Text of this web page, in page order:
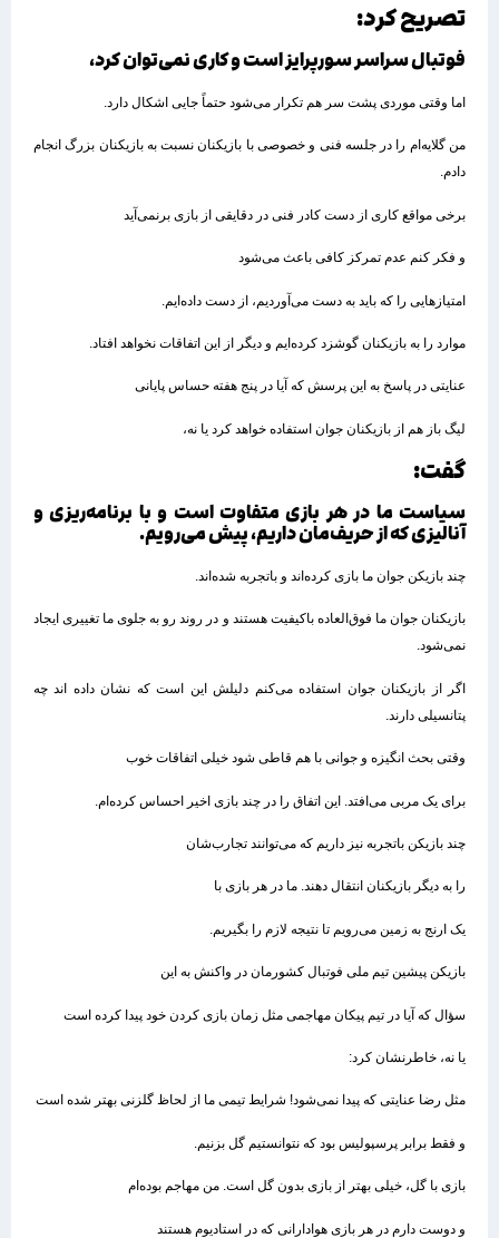
تصریح کرد:
فوتبال سراسر سورپرایز است و کاری نمی‌توان کرد،
اما وقتی موردی پشت سر هم تکرار می‌شود حتماً جایی اشکال دارد.
من گلایه‌ام را در جلسه فنی و خصوصی با بازیکنان نسبت به بازیکنان بزرگ انجام
دادم.
برخی مواقع کاری از دست کادر فنی در دقایقی از بازی برنمی‌آید
و فکر کنم عدم تمرکز کافی باعث می‌شود
امتیازهایی را که باید به دست می‌آوردیم، از دست داده‌ایم.
موارد را به بازیکنان گوشزد کرده‌ایم و دیگر از این اتفاقات نخواهد افتاد.
عنایتی در پاسخ به این پرسش که آیا در پنج هفته حساس پایانی
لیگ باز هم از بازیکنان جوان استفاده خواهد کرد یا نه،
گفت:
سیاست ما در هر بازی متفاوت است و با برنامه‌ریزی و
آنالیزی که از حریف‌مان داریم، پیش می‌رویم.
چند بازیکن جوان ما بازی کرده‌اند و باتجربه شده‌اند.
بازیکنان جوان ما فوق‌العاده باکیفیت هستند و در روند رو به جلوی ما تغییری ایجاد
نمی‌شود.
اگر از بازیکنان جوان استفاده می‌کنم دلیلش این است که نشان داده اند چه
پتانسیلی دارند.
وقتی بحث انگیزه و جوانی با هم قاطی شود خیلی اتفاقات خوب
برای یک مربی می‌افتد. این اتفاق را در چند بازی اخیر احساس کرده‌ام.
چند بازیکن باتجربه نیز داریم که می‌توانند تجارب‌شان
را به دیگر بازیکنان انتقال دهند. ما در هر بازی با
یک ارنج به زمین می‌رویم تا نتیجه لازم را بگیریم.
بازیکن پیشین تیم ملی فوتبال کشورمان در واکنش به این
سؤال که آیا در تیم پیکان مهاجمی مثل زمان بازی کردن خود پیدا کرده است
یا نه، خاطرنشان کرد:
مثل رضا عنایتی که پیدا نمی‌شود! شرایط تیمی ما از لحاظ گلزنی بهتر شده است
و فقط برابر پرسپولیس بود که نتوانستیم گل بزنیم.
بازی با گل، خیلی بهتر از بازی بدون گل است. من مهاجم بوده‌ام
و دوست دارم در هر بازی هوادارانی که در استادیوم هستند